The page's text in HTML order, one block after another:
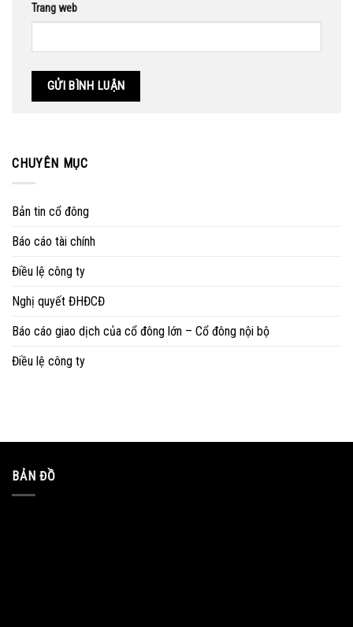
Trang web
CHUYÊN MỤC
Bản tin cổ đông
Báo cáo tài chính
Điều lệ công ty
Nghị quyết ĐHĐCĐ
Báo cáo giao dịch của cổ đông lớn – Cổ đông nội bộ
Điều lệ công ty
BẢN ĐỒ